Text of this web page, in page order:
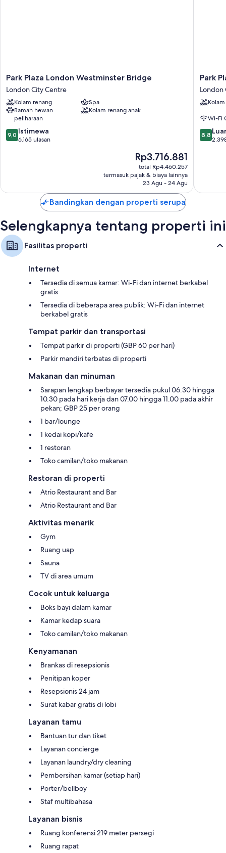
Park
Plaza
London
Westminster
Bridge
London
City
Centre
Park Plaza London Westminster Bridge
London City Centre
Kolam renang
Spa
Ramah hewan
peliharaan
Kolam renang anak
9.0
dari
9,0 Istimewa
6.165 ulasan
Harga
sekarang
Rp3.716.881
Rp3.716.881
total Rp4.460.257
termasuk pajak & biaya lainnya
23 Agu - 24 Agu
Park
Plaza
London
City
Centre
Park
London
Wi-Fi
8.8
dari
8,8
Bandingkan dengan properti serupa
Selengkapnya tentang properti ini
Fasilitas properti
Internet
Tersedia di semua kamar: Wi-Fi dan internet berkabel
gratis
Tersedia di beberapa area publik: Wi-Fi dan internet
berkabel gratis
Tempat parkir dan transportasi
Tempat parkir di properti (GBP 60 per hari)
Parkir mandiri terbatas di properti
Makanan dan minuman
Sarapan lengkap berbayar tersedia pukul 06.30 hingga
10.30 pada hari kerja dan 07.00 hingga 11.00 pada akhir
pekan; GBP 25 per orang
1 bar/lounge
1 kedai kopi/kafe
1 restoran
Toko camilan/toko makanan
Restoran di properti
Atrio Restaurant and Bar
Atrio Restaurant and Bar
Aktivitas menarik
Gym
Ruang uap
Sauna
TV di area umum
Cocok untuk keluarga
Boks bayi dalam kamar
Kamar kedap suara
Toko camilan/toko makanan
Kenyamanan
Brankas di resepsionis
Penitipan koper
Resepsionis 24 jam
Surat kabar gratis di lobi
Layanan tamu
Bantuan tur dan tiket
Layanan concierge
Layanan laundry/dry cleaning
Pembersihan kamar (setiap hari)
Porter/bellboy
Staf multibahasa
Layanan bisnis
Ruang konferensi 219 meter persegi
Ruang rapat